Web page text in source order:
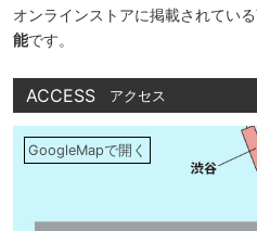
オンラインストアに掲載されてい
能です。
ACCESS アクセス
GoogleMapで開く